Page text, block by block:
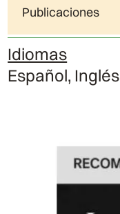
Publicaciones
Idiomas
Español, Inglés